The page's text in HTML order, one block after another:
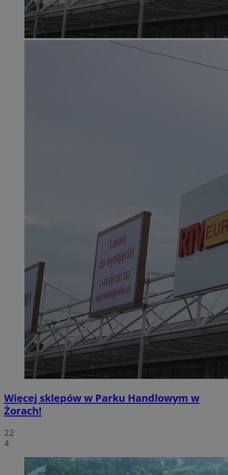
Więcej sklepów w Parku Handlowym w
Żorach!
22
4